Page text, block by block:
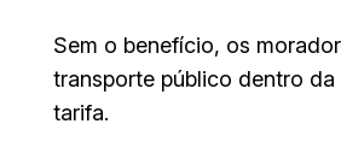
Sem o benefício, os
transporte público dentro
tarifa.